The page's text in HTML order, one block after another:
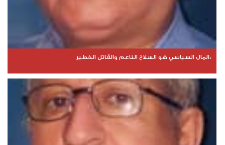
*المال السياسي هو السلاح الناعم والقاتل الخطير